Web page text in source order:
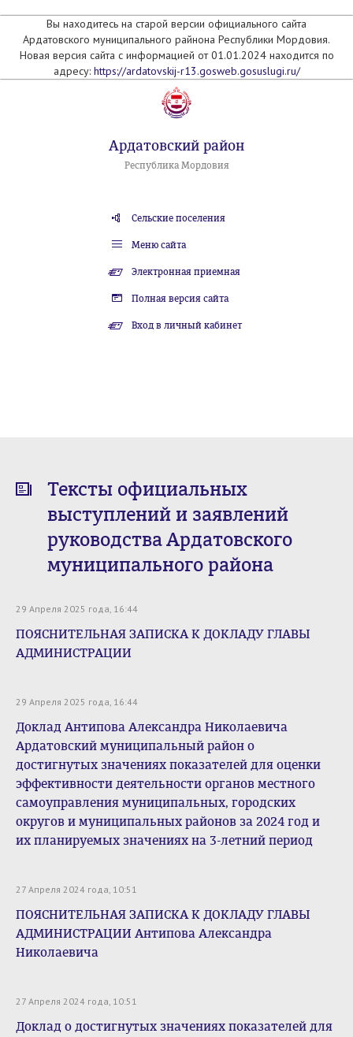
Вы находитесь на старой версии официального сайта
Ардатовского муниципального райнона Республики Мордовия.
Новая версия сайта с информацией от 01.01.2024 находится по
адресу: https://ardatovskij-r13.gosweb.gosuslugi.ru/
Ардатовский район
Республика Мордовия
Сельские поселения
Меню сайта
Электронная приемная
Полная версия сайта
Вход в личный кабинет
Тексты официальных
выступлений и заявлений
руководства Ардатовского
муниципального района
29 Апреля 2025 года, 16:44
ПОЯСНИТЕЛЬНАЯ ЗАПИСКА К ДОКЛАДУ ГЛАВЫ
АДМИНИСТРАЦИИ
29 Апреля 2025 года, 16:44
Доклад Антипова Александра Николаевича
Ардатовский муниципальный район о
достигнутых значениях показателей для оценки
эффективности деятельности органов местного
самоуправления муниципальных, городских
округов и муниципальных районов за 2024 год и
их планируемых значениях на 3-летний период
27 Апреля 2024 года, 10:51
ПОЯСНИТЕЛЬНАЯ ЗАПИСКА К ДОКЛАДУ ГЛАВЫ
АДМИНИСТРАЦИИ Антипова Александра
Николаевича
27 Апреля 2024 года, 10:51
Доклад о достигнутых значениях показателей для